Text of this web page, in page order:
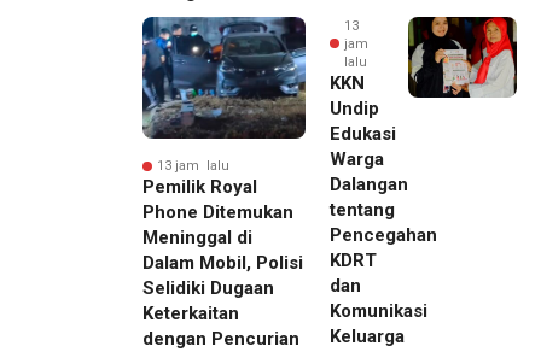
13 jam lalu
Pemilik Royal
Phone Ditemukan
Meninggal di
Dalam Mobil, Polisi
Selidiki Dugaan
Keterkaitan
dengan Pencurian
13
jam
lalu
KKN
Undip
Edukasi
Warga
Dalangan
tentang
Pencegahan
KDRT
dan
Komunikasi
Keluarga